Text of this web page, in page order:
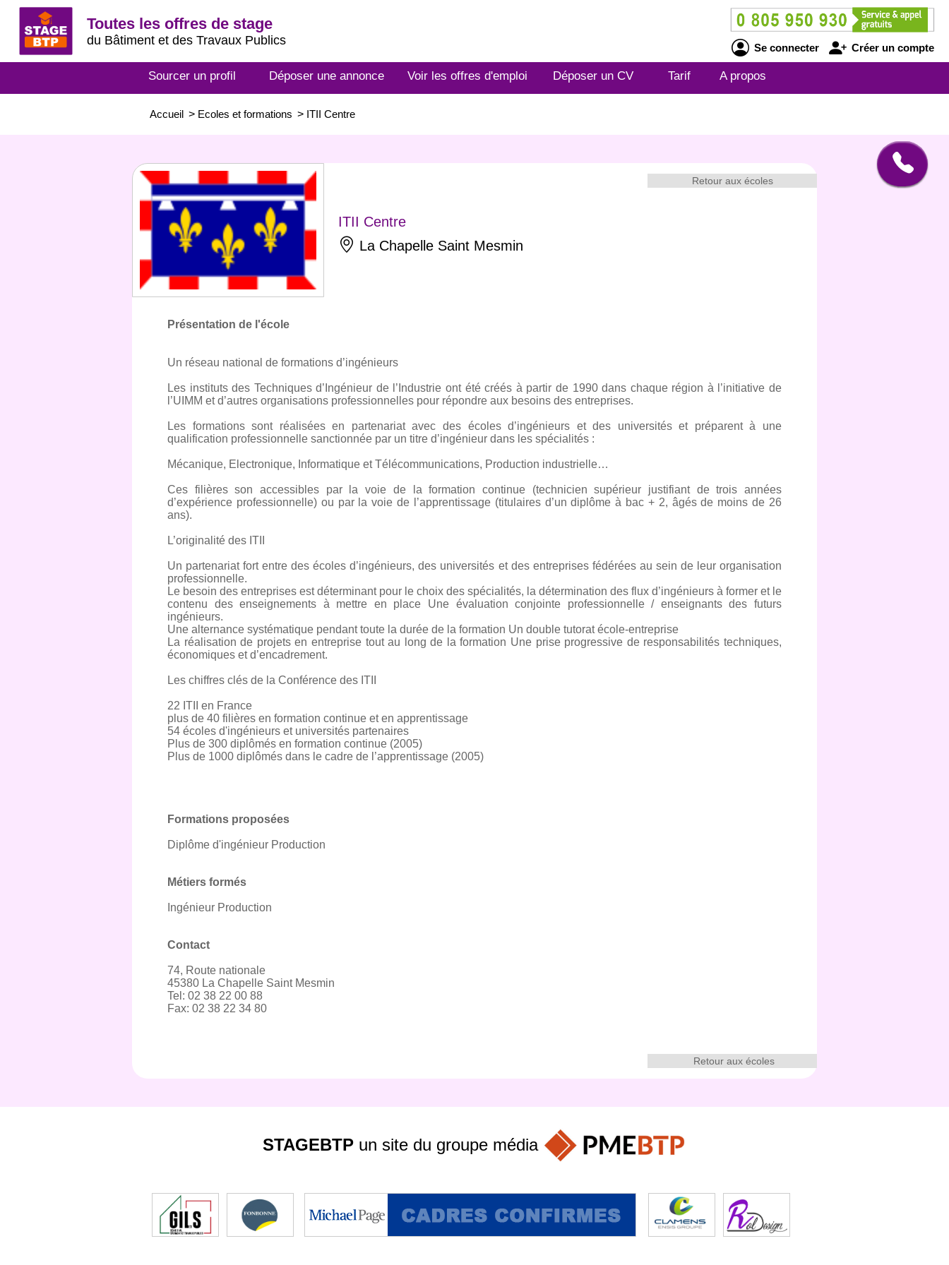
Toutes les offres de stage
du Bâtiment et des Travaux Publics
Se connecter Créer un compte
Sourcer un profil Déposer une annonce Voir les offres d'emploi Déposer un CV Tarif A propos
Accueil > Ecoles et formations > ITII Centre
Retour aux écoles
ITII Centre
La Chapelle Saint Mesmin
Présentation de l'école
Un réseau national de formations d’ingénieurs
Les instituts des Techniques d’Ingénieur de l’Industrie ont été créés à partir de 1990 dans chaque région à l’initiative de
l’UIMM et d’autres organisations professionnelles pour répondre aux besoins des entreprises.
Les formations sont réalisées en partenariat avec des écoles d’ingénieurs et des universités et préparent à une
qualification professionnelle sanctionnée par un titre d’ingénieur dans les spécialités :
Mécanique, Electronique, Informatique et Télécommunications, Production industrielle…
Ces filières son accessibles par la voie de la formation continue (technicien supérieur justifiant de trois années
d’expérience professionnelle) ou par la voie de l’apprentissage (titulaires d’un diplôme à bac + 2, âgés de moins de 26
ans).
L’originalité des ITII
Un partenariat fort entre des écoles d’ingénieurs, des universités et des entreprises fédérées au sein de leur organisation
professionnelle.
Le besoin des entreprises est déterminant pour le choix des spécialités, la détermination des flux d’ingénieurs à former et le
contenu des enseignements à mettre en place Une évaluation conjointe professionnelle / enseignants des futurs
ingénieurs.
Une alternance systématique pendant toute la durée de la formation Un double tutorat école-entreprise
La réalisation de projets en entreprise tout au long de la formation Une prise progressive de responsabilités techniques,
économiques et d’encadrement.
Les chiffres clés de la Conférence des ITII
22 ITII en France
plus de 40 filières en formation continue et en apprentissage
54 écoles d'ingénieurs et universités partenaires
Plus de 300 diplômés en formation continue (2005)
Plus de 1000 diplômés dans le cadre de l’apprentissage (2005)
Formations proposées
Diplôme d'ingénieur Production
Métiers formés
Ingénieur Production
Contact
74, Route nationale
45380 La Chapelle Saint Mesmin
Tel: 02 38 22 00 88
Fax: 02 38 22 34 80
Retour aux écoles
STAGEBTP un site du groupe média